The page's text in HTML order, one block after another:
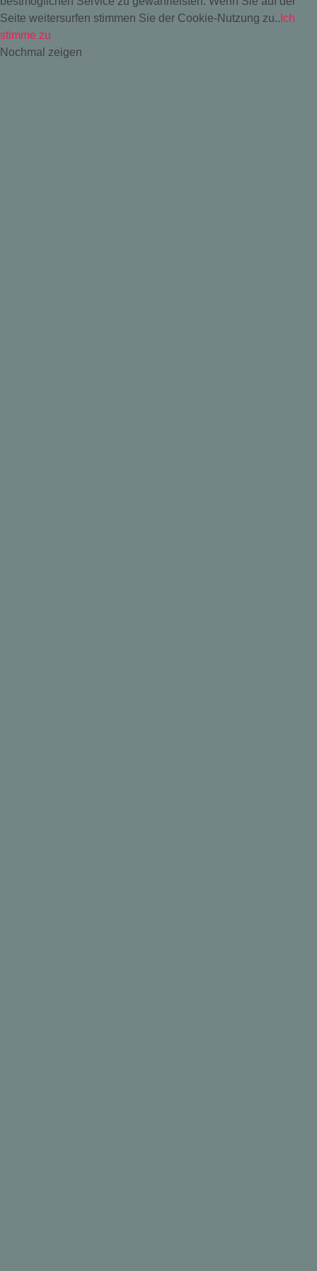
Seite weitersurfen stimmen Sie der Cookie-Nutzung zu.. Ich
stimme zu
Nochmal zeigen